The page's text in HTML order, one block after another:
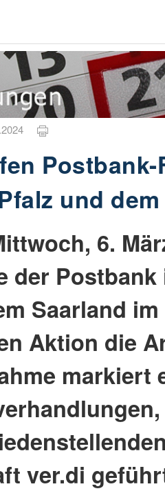
und
6.
der
Saarland
Aktion die
markiert
ver.di